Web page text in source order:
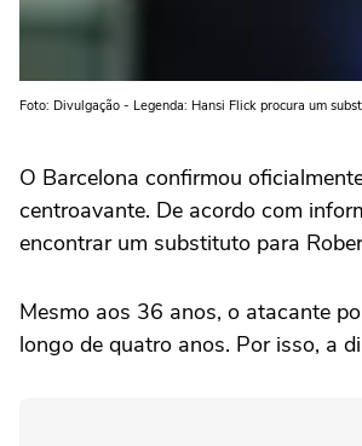
Foto: Divulgação - Legenda: Hansi Flick procura um
O Barcelona confirmou
centroavante. De acordo com
encontrar um substituto para
Mesmo aos 36 anos, o atacante
longo de quatro anos. Por isso, a